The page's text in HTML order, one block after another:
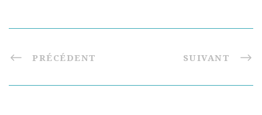
PRÉCÉDENT SUIVANT